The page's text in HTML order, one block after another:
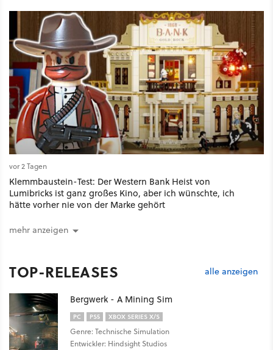
vor 2 Tagen
Klemmbaustein-Test: Der Western Bank Heist von
Lumibricks ist ganz großes Kino, aber ich wünschte, ich
hätte vorher nie von der Marke gehört
mehr anzeigen
TOP-RELEASES alle anzeigen
Bergwerk - A Mining Sim
PC PS5 XBOX SERIES X/S
Genre: Technische Simulation
Entwickler: Hindsight Studios